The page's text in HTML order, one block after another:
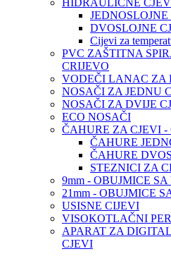
HIDRAULIČNE CJEVI
JEDNOSLOJNE
DVOSLOJNE
Cijevi za
PVC ZAŠTITNA
CRIJEVO
VODEČI LANAC ZA
NOSAČI ZA JEDNU
NOSAČI ZA DVIJE
ECO NOSAČI
ČAHURE ZA CJEVI -
ČAHURE
ČAHURE
STEZNICI ZA
9mm - OBUJMICE
21mm - OBUJMICE
USISNE CIJEVI
VISOKOTLAČNI
APARAT ZA
CJEVI